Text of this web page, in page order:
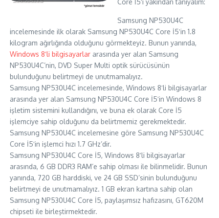
Core İ5′i yakından tanıyalım:
Samsung NP530U4C
incelemesinde ilk olarak Samsung NP530U4C Core İ5′in 1.8
kilogram ağırlığında olduğunu görmekteyiz. Bunun yanında,
Windows 8′li bilgisayarlar arasında yer alan Samsung
NP530U4C’nin, DVD Super Multi optik sürücüsünün
bulunduğunu belirtmeyi de unutmamalıyız.
Samsung NP530U4C incelemesinde, Windows 8′li bilgisayarlar
arasında yer alan Samsung NP530U4C Core İ5′in Windows 8
işletim sistemini kullandığını, ve buna ek olarak Core İ5
işlemciye sahip olduğunu da belirtmemiz gerekmektedir.
Samsung NP530U4C incelemesine göre Samsung NP530U4C
Core İ5′in işlemci hızı 1.7 GHz’dir.
Samsung NP530U4C Core İ5, Windows 8′li bilgisayarlar
arasında, 6 GB DDR3 RAM’e sahip olması ile bilinmelidir. Bunun
yanında, 720 GB harddiski, ve 24 GB SSD’sinin bulunduğunu
belirtmeyi de unutmamalıyız. 1 GB ekran kartına sahip olan
Samsung NP530U4C Core İ5, paylaşımsız hafızasını, GT620M
chipseti ile birleştirmektedir.